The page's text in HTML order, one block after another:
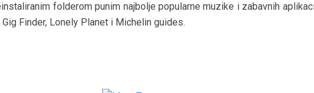
folderom punim najbolje popularne muzike i zabavnih
Finder, Lonely Planet i Michelin guides.